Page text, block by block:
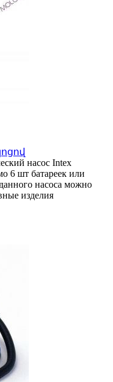
насос Intex
6 шт батареек или
насоса можно
изделия